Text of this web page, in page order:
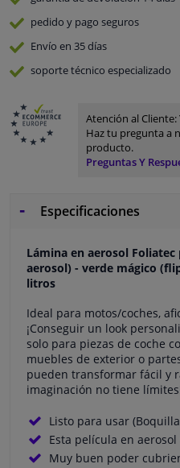
pedido y pago seguros
Envío en 35 días
soporte técnico especializado
Atención al Cliente:
Haz tu pregunta a
producto.
Preguntas Y
Especificaciones
Lámina en aerosol
aerosol) - verde mágico
litros
Ideal para motos/coches,
¡Conseguir un look
solo para piezas de coche
muebles de exterior o
pueden transformar fácil y
imaginación no tiene
Listo para usar
Esta película en
Muy buen poder